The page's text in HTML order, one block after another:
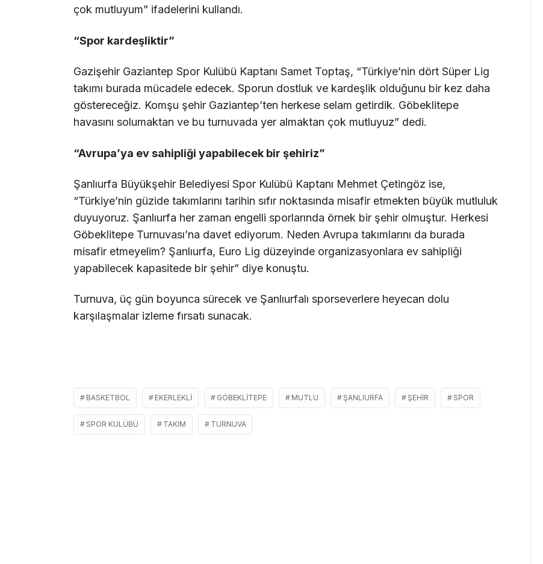
çok mutluyum” ifadelerini kullandı.
“Spor kardeşliktir”
Gazişehir Gaziantep Spor Kulübü Kaptanı Samet Toptaş, “Türkiye’nin dört Süper Lig
takımı burada mücadele edecek. Sporun dostluk ve kardeşlik olduğunu bir kez daha
göstereceğiz. Komşu şehir Gaziantep’ten herkese selam getirdik. Göbeklitepe
havasını solumaktan ve bu turnuvada yer almaktan çok mutluyuz” dedi.
“Avrupa’ya ev sahipliği yapabilecek bir şehiriz”
Şanlıurfa Büyükşehir Belediyesi Spor Kulübü Kaptanı Mehmet Çetingöz ise,
“Türkiye’nin güzide takımlarını tarihin sıfır noktasında misafir etmekten büyük mutluluk
duyuyoruz. Şanlıurfa her zaman engelli sporlarında örnek bir şehir olmuştur. Herkesi
Göbeklitepe Turnuvası’na davet ediyorum. Neden Avrupa takımlarını da burada
misafir etmeyelim? Şanlıurfa, Euro Lig düzeyinde organizasyonlara ev sahipliği
yapabilecek kapasitede bir şehir” diye konuştu.
Turnuva, üç gün boyunca sürecek ve Şanlıurfalı sporseverlere heyecan dolu
karşılaşmalar izleme fırsatı sunacak.
BASKETBOL EKERLEKLI GÖBEKLITEPE MUTLU ŞANLIURFA ŞEHIR SPOR
SPOR KULÜBÜ TAKIM TURNUVA